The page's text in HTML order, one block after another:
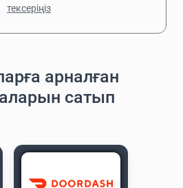
тексеріңіз
арналған
сатып